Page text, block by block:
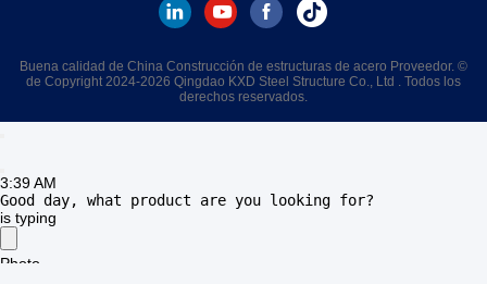
kxdandy@chinasteelstructure.cn
86--13853233236
No.17 Changjiang Road, Pingdu, Qingdao, provincia de
Buena calidad de China Construcción de estructuras de acero Proveedor. ©